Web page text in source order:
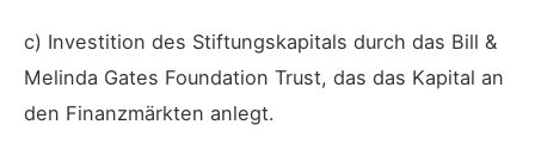
c) Investition des Stiftungskapitals durch das Bill &
Melinda Gates Foundation Trust, das das Kapital an
den Finanzmärkten anlegt.